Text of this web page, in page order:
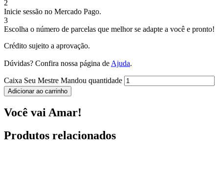
2
Inicie sessão no Mercado Pago.
3
Escolha o número de parcelas que melhor se adapte a você e pronto!
Crédito sujeito a aprovação.
Dúvidas? Confira nossa página de Ajuda.
Caixa Seu Mestre Mandou quantidade
Adicionar ao carrinho
Você vai Amar!
Produtos relacionados